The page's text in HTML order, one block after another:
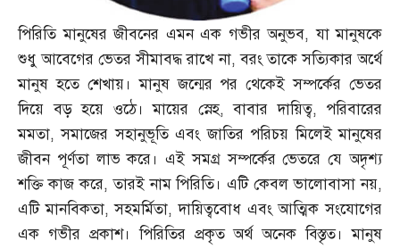
পিরিতি মানুষের জীবনের এমন এক গভীর অনুভব,যা মানুষকে
শুধু আবেগের ভেতর সীমাবদ্ধ রাখে না,বরং তাকে সত্যিকার অর্থে
মানুষ হতে শেখায়। মানুষ জন্মের পর থেকেই সম্পর্কের ভেতর
দিয়ে বড় হয়ে ওঠে। মায়ের স্নেহ,বাবার দায়িত্ব, পরিবারের
মমতা,সমাজের সহানুভূতি এবং জাতির পরিচয় মিলেই মানুষের
জীবন পূর্ণতা লাভ করে। এই সমগ্র সম্পর্কের ভেতরে যে অদৃশ্য
শক্তি কাজ করে,তারই নাম পিরিতি। এটি কেবল ভালোবাসা নয়,
এটি মানবিকতা,সহমর্মিতা,দায়িত্ববোধ এবং আত্মিক সংযোগের
এক গভীর প্রকাশ। পিরিতির প্রকৃত অর্থ অনেক বিস্তৃত। মানুষ